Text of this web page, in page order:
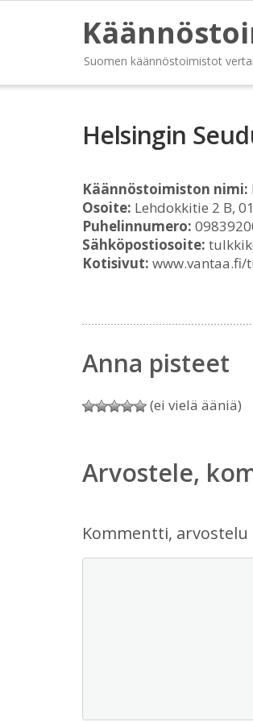
Suomen käännöstoimistot
Helsingin
Käännöstoimiston nimi:
Osoite: Lehdokkitie 2 B,
Puhelinnumero:
Sähköpostiosoite:
Kotisivut: www.vantaa.fi/
Anna pisteet
(ei vielä ääniä)
Arvostele,
Kommentti,